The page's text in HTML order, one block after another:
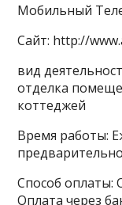
Мобильный
Сайт: http://
вид
отделка
коттеджей
Время работы:
Способ оплаты:
Оплата через